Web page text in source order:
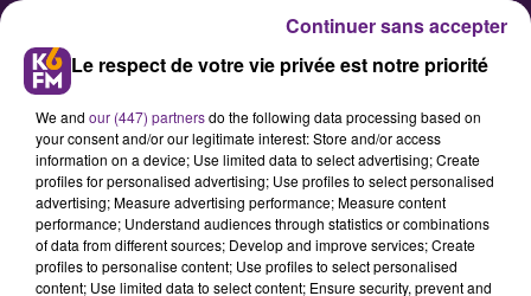
Le nombre de mariages a été
divisé par deux en cinquante ans
Le respect de votre vie privée est notre priorité
We and our (447) partnersdo the following data processing based on
your consent and/or our legitimate interest: Store and/or access
information on a device; Use limited data to select advertising; Create
profiles for personalised advertising; Use profiles to select personalised
advertising; Measure advertising performance; Measure content
performance; Understand audiences through statistics or combinations
of data from different sources; Develop and improve services; Create
profiles to personalise content; Use profiles to select personalised
content; Use limited data to select content; Ensure security, prevent and
Continuer sans accepter